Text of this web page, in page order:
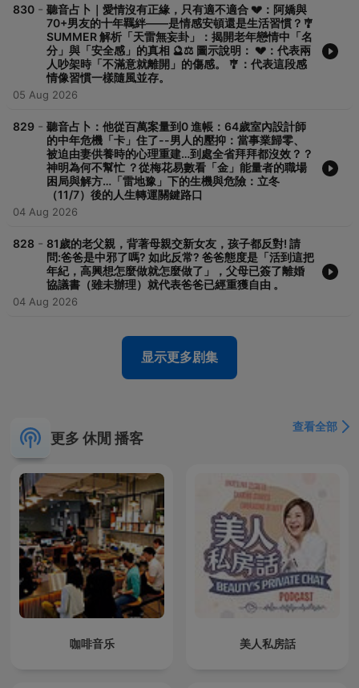
什麼事情？ 🌟 1. 網路評價：接近滿分的療癒力 在 Apple Podcast
與 SoundOn 等平台上，她的節目《傾聽夏天》擁有 4.9 顆星 的極
高評分。 「真的很玄、很準」：這是聽眾最常給出的第一句評價。
網友分享，Summer 老師能僅憑聲音頻率，就聽出聽眾目前的財運
不佳（例如剛被扣薪水）、婚姻危機或身體某處不舒服。 「過關了
我的挑剔」：有資深聽眾留言，自認是非常挑剔、不輕易相信占卜
的人，但聽了 Summer 的節目後被她「識人」的能力折服，成為死
利」：處女座的 Summer 老師在節目中常展現「直球對決」的風
格。她不會講虛無縹緲的術語，而是直接點出聽眾「沒說出口的委
屈」。 「聽診器般的耳朵」：聽眾認為她就像拿著聽診器在聽靈魂
的跳動。她不只是卜卦，更多時候是在做心理疏導。 跨年齡層的吸
引力：從 18 歲的大學生到 85 歲的阿公阿嬤都是她的 Call-in 聽
眾，這在現代廣播界非常罕見。 🔮 3. 核心魅力：易經與現代生活
對網路時代的聽眾來說，不需要提供個資就能占卜，讓人感到安全
且放鬆。 「命盤三個月轉一次」：她強調「人是活著創造運，不是
活著符合運」，這種積極的命理觀點深受年輕聽眾喜愛，讓人覺得
運勢掌握在自己手中。 ⚠️ 4. 也有另一種聲音 由於 Summer 老師風
格強烈且直白： 「太過直接」：部分習慣聽溫暖、含蓄建議的聽
法」或高超的觀察力。 ❤️主持人風格介紹 🔮 什麼是「聽音占
卜」？ 這是 Summer 老師最標誌性的占卜方式，核心概念是
**「不用任何資料，就能占卜未來」**。 不需生辰八字：她不需要
到對方當下的情緒壓力、身體狀況，甚至是目前面臨的運勢關卡。
結合梅花易數/易經：在聽聲音的同時，她會一邊根據當下的靈動或
訊息進行易經占卜，給出具體的行為建議。 三個月一轉運：她強調
次，重點在於聽眾是否願意改變心態。 🌟 為什麼她在 2026 年依然
維持高人氣？ 直球對決與幽默感：處女座的 Summer 老師風格犀
利、幽默且溫暖，常能直接說中聽眾「沒說出口的委屈」。 共感度
極高：她曾分享過許多神準案例（例如聽出聽眾身體某處不適，或
家中的特定氣味），這種「隔空感應」的能力讓許多聽眾成為鐵
粉。 -- Hosting provided bySoundOn
830 - 聽音占卜｜愛情沒有正緣，只有適不適合 💔：阿嬌與
70+男友的十年羈絆——是情感安頓還是生活習慣？🎐
SUMMER 解析「天雷無妄卦」：揭開老年戀情中「名
分」與「安全感」的真相 🔮⚖️ 圖示說明： 💔：代表兩
人吵架時「不滿意就離開」的傷感。 🎐：代表這段感
情像習慣一樣隨風並存。
05 Aug 2026
829 - 聽音占卜：他從百萬案量到0 進帳：64歲室內設計師
的中年危機「卡」住了--男人的壓抑：當事業歸零、
被迫由妻供養時的心理重建…到處全省拜拜都沒效？？
神明為何不幫忙 ？從梅花易數看「金」能量者的職場
困局與解方…「雷地豫」下的生機與危險：立冬
（11/7）後的人生轉運關鍵路口
04 Aug 2026
828 - 81歲的老父親，背著母親交新女友，孩子都反對! 請
問:爸爸是中邪了嗎? 如此反常? 爸爸態度是「活到這把
年紀，高興想怎麼做就怎麼做了」，父母已簽了離婚
協議書（雖未辦理）就代表爸爸已經重獲自由 。
04 Aug 2026
显示更多剧集
更多 休閒 播客
查看全部
咖啡音乐 美人私房話